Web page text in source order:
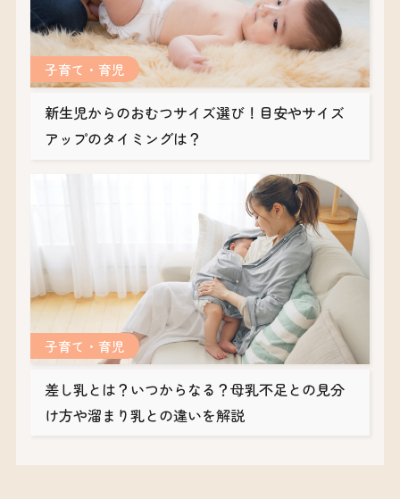
新生児からのおむつサイズ選び！目安やサイズ
アップのタイミングは？
子育て・育児
差し乳とは？いつからなる？母乳不足との見分
け方や溜まり乳との違いを解説
子育て・育児